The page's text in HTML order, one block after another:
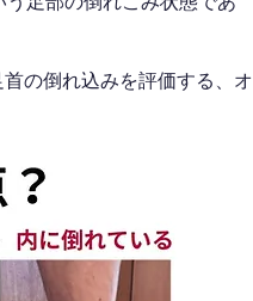
の倒れ込みを評価する、オ